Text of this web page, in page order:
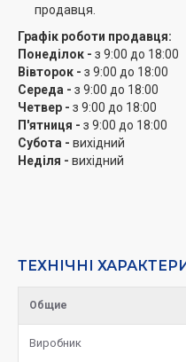
продавця.
Графік роботи продавця:
Понеділок - з 9:00 до 18:00
Вівторок - з 9:00 до 18:00
Середа - з 9:00 до 18:00
Четвер - з 9:00 до 18:00
П'ятниця - з 9:00 до 18:00
Субота - вихідний
Неділя - вихідний
ТЕХНІЧНІ
Общие
Виробник